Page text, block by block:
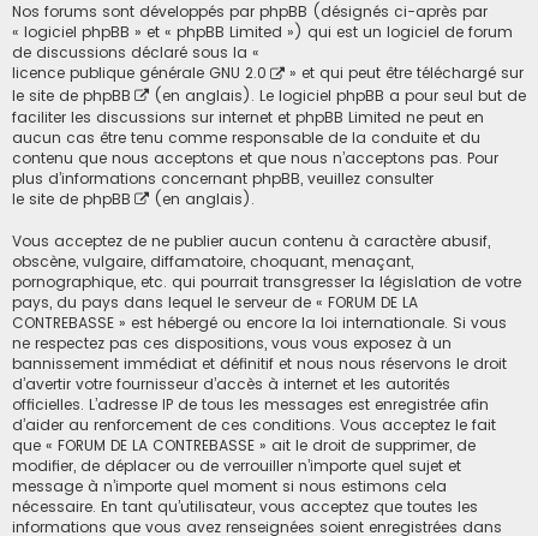
Nos forums sont développés par phpBB (désignés ci-après par
« logiciel phpBB » et « phpBB Limited ») qui est un logiciel de forum
de discussions déclaré sous la «
licence publique générale GNU 2.0
» et qui peut être téléchargé sur
le site de phpBB
(en anglais). Le logiciel phpBB a pour seul but de
faciliter les discussions sur internet et phpBB Limited ne peut en
aucun cas être tenu comme responsable de la conduite et du
contenu que nous acceptons et que nous n’acceptons pas. Pour
plus d’informations concernant phpBB, veuillez consulter
le site de phpBB
(en anglais).
Vous acceptez de ne publier aucun contenu à caractère abusif,
obscène, vulgaire, diffamatoire, choquant, menaçant,
pornographique, etc. qui pourrait transgresser la législation de votre
pays, du pays dans lequel le serveur de « FORUM DE LA
CONTREBASSE » est hébergé ou encore la loi internationale. Si vous
ne respectez pas ces dispositions, vous vous exposez à un
bannissement immédiat et définitif et nous nous réservons le droit
d’avertir votre fournisseur d’accès à internet et les autorités
officielles. L’adresse IP de tous les messages est enregistrée afin
d’aider au renforcement de ces conditions. Vous acceptez le fait
que « FORUM DE LA CONTREBASSE » ait le droit de supprimer, de
modifier, de déplacer ou de verrouiller n’importe quel sujet et
message à n’importe quel moment si nous estimons cela
nécessaire. En tant qu’utilisateur, vous acceptez que toutes les
informations que vous avez renseignées soient enregistrées dans